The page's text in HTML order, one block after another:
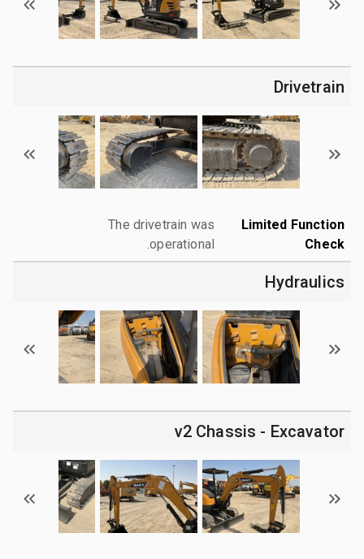
Drivetrain
Limited Function
Check
The drivetrain was
operational.
Hydraulics
v2 Chassis - Excavator